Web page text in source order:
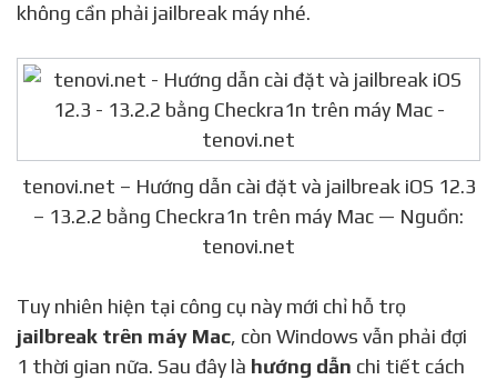
không cần phải jailbreak máy nhé.
tenovi.net – Hướng dẫn cài đặt và jailbreak iOS 12.3
– 13.2.2 bằng Checkra1n trên máy Mac — Nguồn:
tenovi.net
Tuy nhiên hiện tại công cụ này mới chỉ hỗ trọ
jailbreak trên máy Mac, còn Windows vẫn phải đợi
1 thời gian nữa. Sau đây là hướng dẫn chi tiết cách